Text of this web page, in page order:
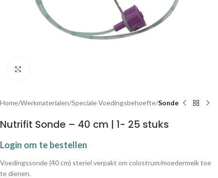
Home Werkmaterialen Speciale Voedingsbehoefte Sonde
Nutrifit Sonde – 40 cm | 1- 25 stuks
Login om te bestellen
Voedingssonde (40 cm) steriel verpakt om colostrum/moedermelk toe
te dienen.